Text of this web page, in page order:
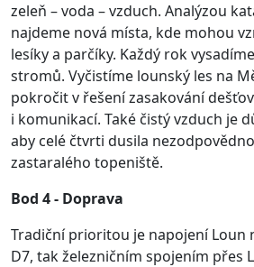
zeleň – voda – vzduch. Analýzou
najdeme nová místa, kde mohou
lesíky a parčíky. Každý rok
stromů. Vyčistíme lounský les na
pokročit v řešení zasakování
i komunikací. Také čistý vzduch je
aby celé čtvrti dusila
zastaralého topeniště.
Bod 4 - Doprava
Tradiční prioritou je napojení Loun
D7, tak železničním spojením přes